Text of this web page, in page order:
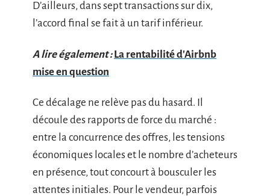
D’ailleurs, dans sept transactions sur dix,
l’accord final se fait à un tarif inférieur.
A lire également : La rentabilité d'Airbnb
mise en question
Ce décalage ne relève pas du hasard. Il
découle des rapports de force du marché :
entre la concurrence des offres, les tensions
économiques locales et le nombre d’acheteurs
en présence, tout concourt à bousculer les
attentes initiales. Pour le vendeur, parfois